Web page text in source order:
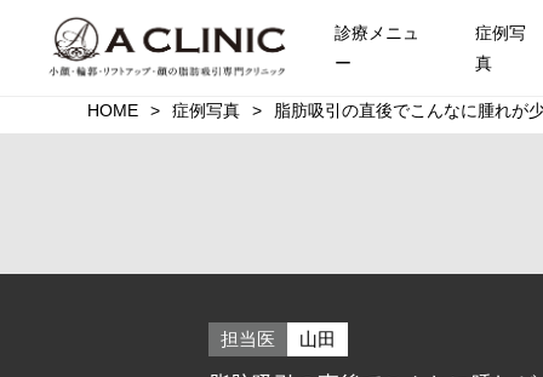
診療メニュ
ー
症例写
真
HOME 症例写真 脂肪吸引の直後でこんなに腫れが
担当医 山田